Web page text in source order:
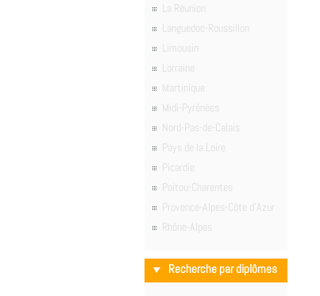
La Réunion
Languedoc-Roussillon
Limousin
Lorraine
Martinique
Midi-Pyrénées
Nord-Pas-de-Calais
Pays de la Loire
Picardie
Poitou-Charentes
Provence-Alpes-Côte d'Azur
Rhône-Alpes
Recherche par diplômes